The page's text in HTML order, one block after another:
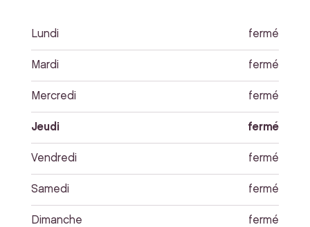
Lundi fermé
Mardi fermé
Mercredi fermé
Jeudi fermé
Vendredi fermé
Samedi fermé
Dimanche fermé